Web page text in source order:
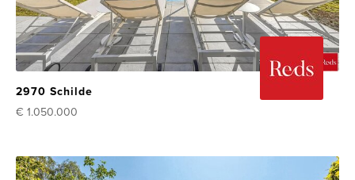
2970 Schilde
€ 1.050.000